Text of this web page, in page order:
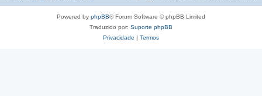
Powered by phpBB® Forum Software © phpBB Limited
Traduzido por: Suporte phpBB
Privacidade | Termos